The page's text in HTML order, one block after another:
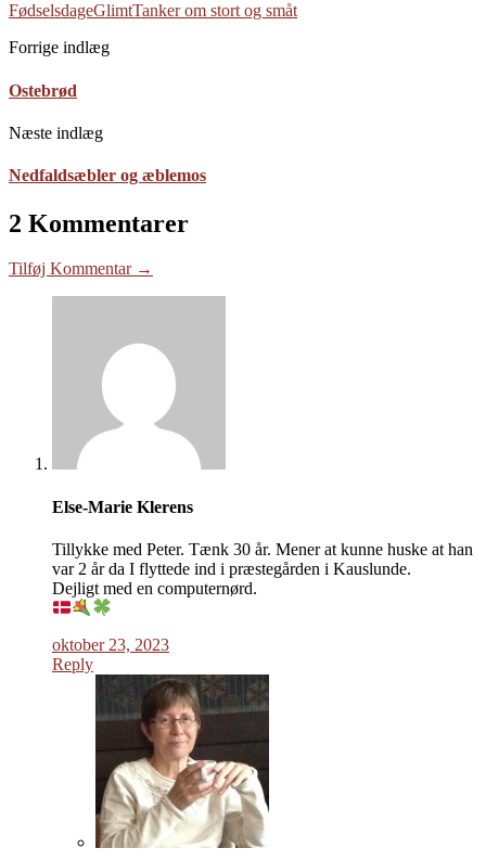
FødselsdageGlimtTanker om stort og småt
Forrige indlæg
Ostebrød
Næste indlæg
Nedfaldsæbler og æblemos
2 Kommentarer
Tilføj Kommentar →
Else-Marie Klerens
Tillykke med Peter. Tænk 30 år. Mener at kunne huske at han
var 2 år da I flyttede ind i præstegården i Kauslunde.
Dejligt med en computernørd.
oktober 23, 2023
Reply